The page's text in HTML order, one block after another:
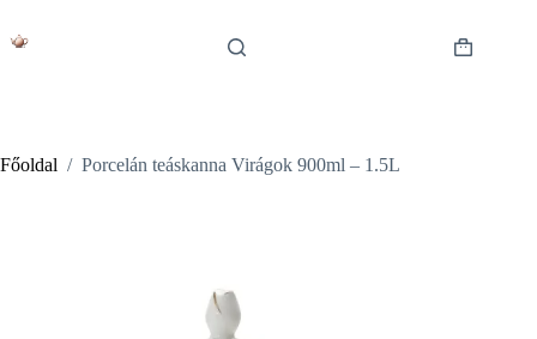
content
Shopping
Főoldal / Porcelán teáskanna Virágok 900ml – 1.5L